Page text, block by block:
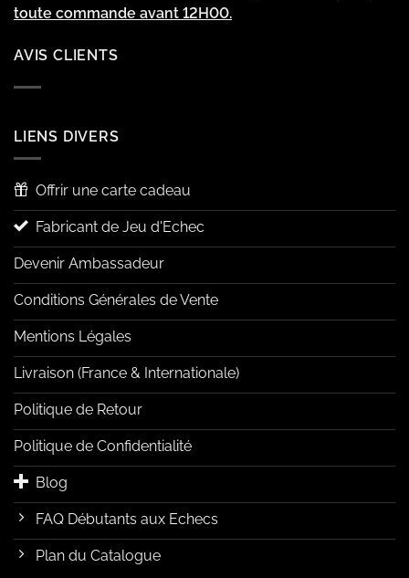
toute commande avant 12H00.
AVIS CLIENTS
LIENS DIVERS
Offrir une carte cadeau
Fabricant de Jeu d'Echec
Devenir Ambassadeur
Conditions Générales de Vente
Mentions Légales
Livraison (France & Internationale)
Politique de Retour
Politique de Confidentialité
Blog
FAQ Débutants aux Echecs
Plan du Catalogue